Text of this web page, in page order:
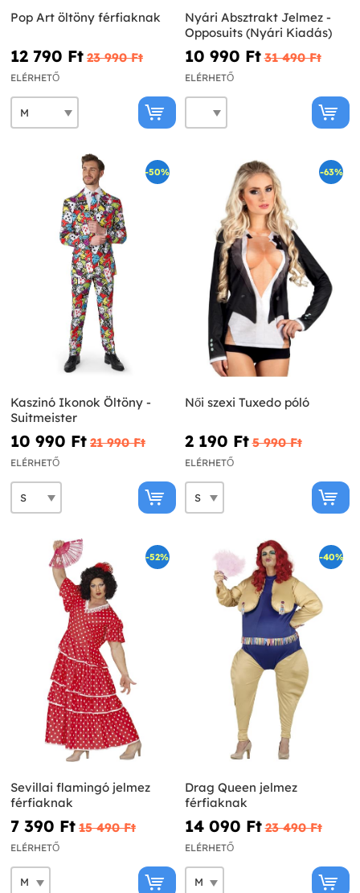
Pop Art öltöny férfiaknak
12 790 Ft‎ 23 990 Ft‎
ELÉRHETŐ
Nyári Absztrakt Jelmez -
Opposuits (Nyári Kiadás)
10 990 Ft‎ 31 490 Ft‎
ELÉRHETŐ
-50%
Kaszinó Ikonok Öltöny -
Suitmeister
10 990 Ft‎ 21 990 Ft‎
ELÉRHETŐ
-63%
Női szexi Tuxedo póló
2 190 Ft‎ 5 990 Ft‎
ELÉRHETŐ
-52%
Sevillai flamingó jelmez
férfiaknak
7 390 Ft‎ 15 490 Ft‎
ELÉRHETŐ
-40%
Drag Queen jelmez
férfiaknak
14 090 Ft‎ 23 490 Ft‎
ELÉRHETŐ